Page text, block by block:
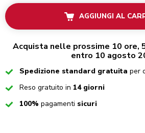
AGGIUNGI AL
Acquista nelle prossime 10 ore,
entro 10 agosto
CheckedSpedizione standard gratuita per
CheckedReso gratuito in 14 giorni
Checked
100% pagamenti sicuri